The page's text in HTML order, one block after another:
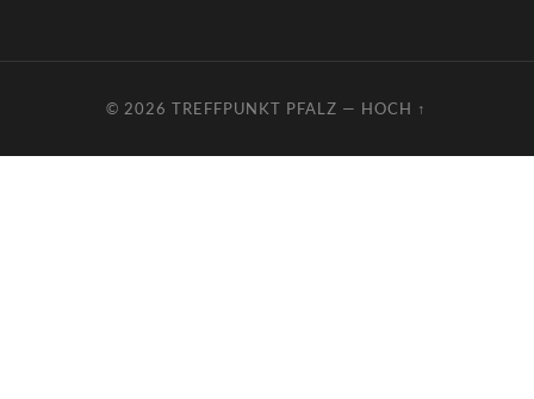
© 2026TREFFPUNKT PFALZ — HOCH ↑